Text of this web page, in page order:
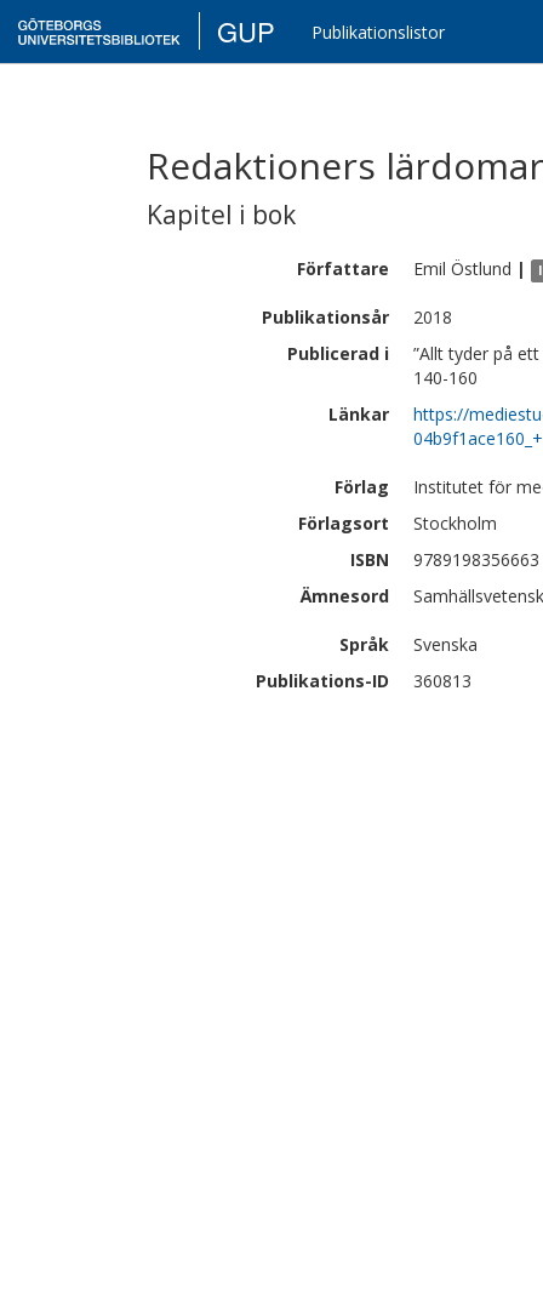
GUP Publikationslistor
Redaktioners
Kapitel i bok
Författare Emil Östlund |
Publikationsår
2018
Publicerad i
”Allt tyder på
140-160
Länkar
https://
Förlag
Institutet för
Förlagsort
Stockholm
ISBN
9789198356663
Ämnesord
Språk
Svenska
Publikations-ID
360813